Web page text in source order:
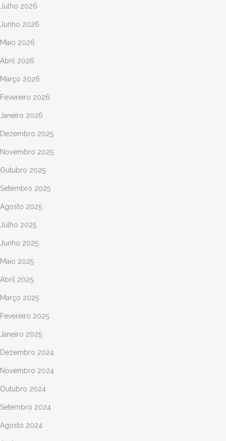
Julho 2026
Junho 2026
Maio 2026
Abril 2026
Março 2026
Fevereiro 2026
Janeiro 2026
Dezembro 2025
Novembro 2025
Outubro 2025
Setembro 2025
Agosto 2025
Julho 2025
Junho 2025
Maio 2025
Abril 2025
Março 2025
Fevereiro 2025
Janeiro 2025
Dezembro 2024
Novembro 2024
Outubro 2024
Setembro 2024
Agosto 2024